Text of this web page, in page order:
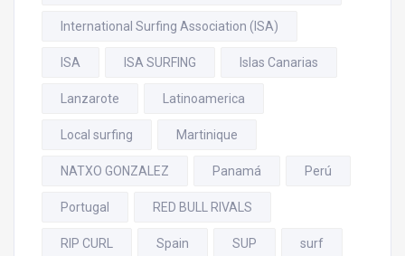
International Surfing Association (ISA)
ISA ISA SURFING Islas Canarias
Lanzarote Latinoamerica
Local surfing Martinique
NATXO GONZALEZ Panamá Perú
Portugal RED BULL RIVALS
RIP CURL Spain SUP surf